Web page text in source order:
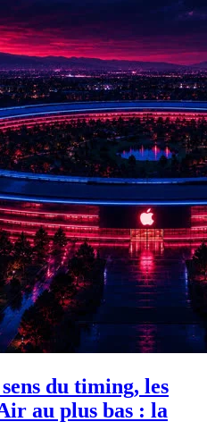
du timing, les
au plus bas : la